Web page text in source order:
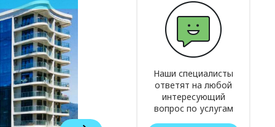
Наши специалисты
ответят на любой
интересующий
вопрос по услугам